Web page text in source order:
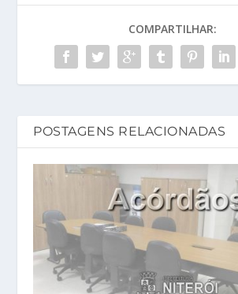
COMPARTILHAR:
POSTAGENS RELACIONADAS